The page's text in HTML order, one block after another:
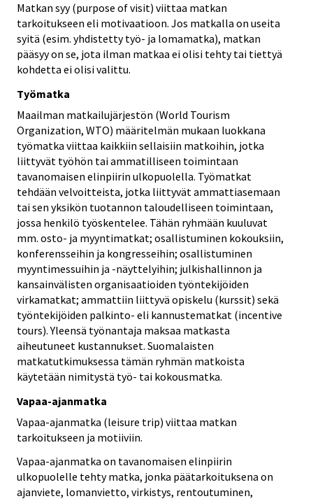
Matkan syy (purpose of visit) viittaa matkan
tarkoitukseen eli motivaatioon. Jos matkalla on useita
syitä (esim. yhdistetty työ- ja lomamatka), matkan
pääsyy on se, jota ilman matkaa ei olisi tehty tai tiettyä
kohdetta ei olisi valittu.
Työmatka
Maailman matkailujärjestön (World Tourism
Organization, WTO) määritelmän mukaan luokkana
työmatka viittaa kaikkiin sellaisiin matkoihin, jotka
liittyvät työhön tai ammatilliseen toimintaan
tavanomaisen elinpiirin ulkopuolella. Työmatkat
tehdään velvoitteista, jotka liittyvät ammattiasemaan
tai sen yksikön tuotannon taloudelliseen toimintaan,
jossa henkilö työskentelee. Tähän ryhmään kuuluvat
mm. osto- ja myyntimatkat; osallistuminen kokouksiin,
konferensseihin ja kongresseihin; osallistuminen
myyntimessuihin ja -näyttelyihin; julkishallinnon ja
kansainvälisten organisaatioiden työntekijöiden
virkamatkat; ammattiin liittyvä opiskelu (kurssit) sekä
työntekijöiden palkinto- eli kannustematkat (incentive
tours). Yleensä työnantaja maksaa matkasta
aiheutuneet kustannukset. Suomalaisten
matkatutkimuksessa tämän ryhmän matkoista
käytetään nimitystä työ- tai kokousmatka.
Vapaa-ajanmatka
Vapaa-ajanmatka (leisure trip) viittaa matkan
tarkoitukseen ja motiiviin.
Vapaa-ajanmatka on tavanomaisen elinpiirin
ulkopuolelle tehty matka, jonka päätarkoituksena on
ajanviete, lomanvietto, virkistys, rentoutuminen,